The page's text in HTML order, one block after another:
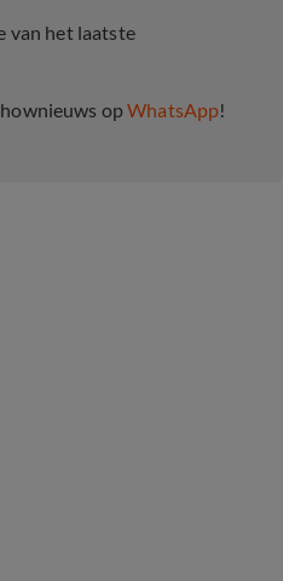
van het laatste
opWhatsApp!